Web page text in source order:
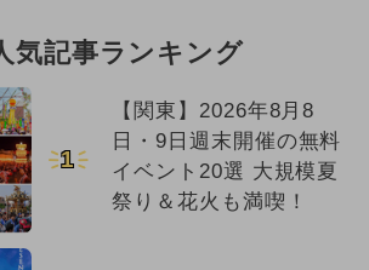
気記事ランキング
1
【関東】2026年8月8
日・9日週末開催の無料
イベント20選 大規模夏
祭り＆花火も満喫！